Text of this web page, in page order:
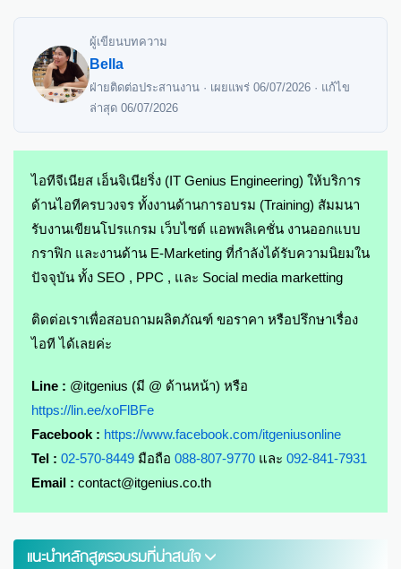
ผู้เขียนบทความ
Bella
ฝ่ายติดต่อประสานงาน · เผยแพร่ 06/07/2026 · แก้ไข
ล่าสุด 06/07/2026
ไอทีจีเนียส เอ็นจิเนียริ่ง (IT Genius Engineering) ให้บริการ
ด้านไอทีครบวงจร ทั้งงานด้านการอบรม (Training) สัมมนา
รับงานเขียนโปรแกรม เว็บไซต์ แอพพลิเคชั่น งานออกแบบ
กราฟิก และงานด้าน E-Marketing ที่กำลังได้รับความนิยมใน
ปัจจุบัน ทั้ง SEO , PPC , และ Social media marketting
ติดต่อเราเพื่อสอบถามผลิตภัณฑ์ ขอราคา หรือปรึกษาเรื่อง
ไอที ได้เลยค่ะ
Line : @itgenius (มี @ ด้านหน้า) หรือ
https://lin.ee/xoFlBFe
Facebook : https://www.facebook.com/itgeniusonline
Tel : 02-570-8449 มือถือ 088-807-9770 และ 092-841-7931
Email : contact@itgenius.co.th
แนะนำหลักสูตรอบรมที่น่าสนใจ